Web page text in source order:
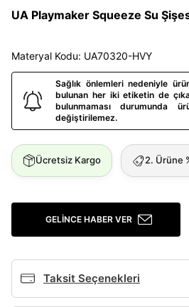
UA Playmaker Squeeze Su
Materyal Kodu: UA70320-HVY
Sağlık önlemleri nedeniyle
bulunan her iki etiketin de
bulunmaması durumunda
değiştirilemez.
Ücretsiz Kargo 2. Ürüne
GELINCE HABER VER
Taksit Seçenekleri
Giriş Yap
E-posta
Şifre